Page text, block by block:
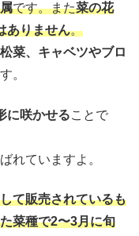
です。また菜の花
ありません。
菜、キャベツやブロ
。
に咲かせることで
れていますよ。
て販売されているも
菜種で2〜3月に旬